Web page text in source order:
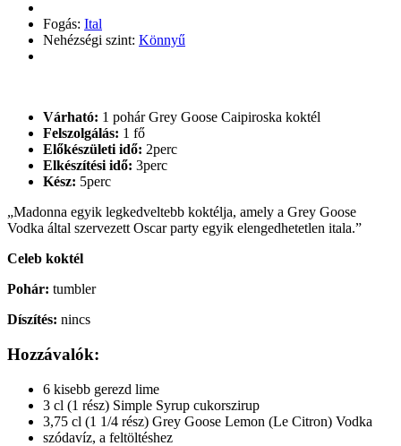
Fogás: Ital
Nehézségi szint: Könnyű
Várható: 1 pohár Grey Goose Caipiroska koktél
Felszolgálás: 1 fő
Előkészületi idő: 2perc
Elkészítési idő: 3perc
Kész: 5perc
„Madonna egyik legkedveltebb koktélja, amely a Grey Goose
Vodka által szervezett Oscar party egyik elengedhetetlen itala.”
Celeb koktél
Pohár: tumbler
Díszítés: nincs
Hozzávalók:
6 kisebb gerezd lime
3 cl (1 rész) Simple Syrup cukorszirup
3,75 cl (1 1/4 rész) Grey Goose Lemon (Le Citron) Vodka
szódavíz, a feltöltéshez